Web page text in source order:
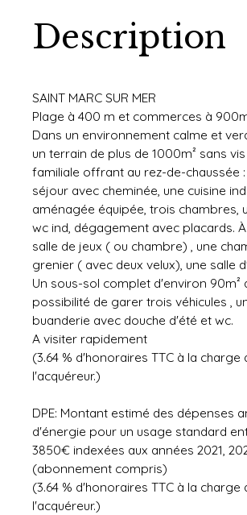
Description
SAINT MARC SUR MER
Plage à 400 m et commerces à
Dans un environnement calme et
un terrain de plus de 1000m² sans
familiale offrant au rez-de-chaussée
séjour avec cheminée, une cuisine
aménagée équipée, trois chambres,
wc ind, dégagement avec placards.
salle de jeux ( ou chambre) , une
grenier ( avec deux velux), une salle
Un sous-sol complet d'environ 90m²
possibilité de garer trois véhicules ,
buanderie avec douche d'été et wc.
A visiter rapidement
(3.64 % d'honoraires TTC à la charge
l'acquéreur.)
DPE: Montant estimé des dépenses
d'énergie pour un usage standard
3850€ indexées aux années 2021,
(abonnement compris)
(3.64 % d'honoraires TTC à la charge
l'acquéreur.)